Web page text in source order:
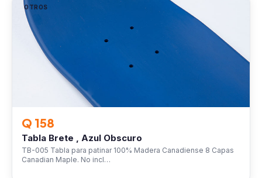
OTROS
Q 158
Tabla Brete , Azul Obscuro
TB-005 Tabla para patinar 100% Madera Canadiense 8 Capas
Canadian Maple. No incl…